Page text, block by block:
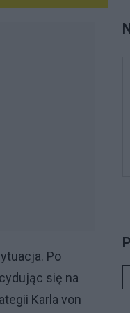
Po
się na
Karla von